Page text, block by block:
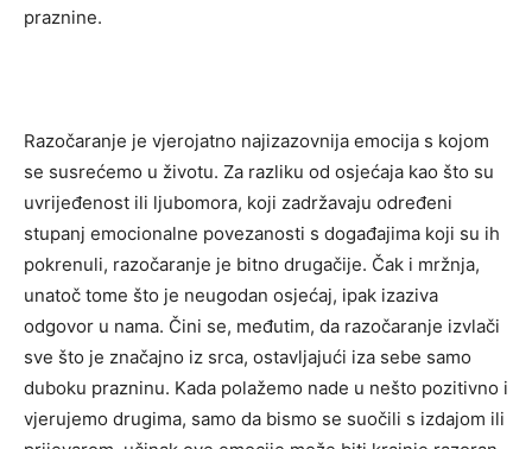
praznine.
Razočaranje je vjerojatno najizazovnija emocija s kojom
se susrećemo u životu. Za razliku od osjećaja kao što su
uvrijeđenost ili ljubomora, koji zadržavaju određeni
stupanj emocionalne povezanosti s događajima koji su ih
pokrenuli, razočaranje je bitno drugačije. Čak i mržnja,
unatoč tome što je neugodan osjećaj, ipak izaziva
odgovor u nama. Čini se, međutim, da razočaranje izvlači
sve što je značajno iz srca, ostavljajući iza sebe samo
duboku prazninu. Kada polažemo nade u nešto pozitivno i
vjerujemo drugima, samo da bismo se suočili s izdajom ili